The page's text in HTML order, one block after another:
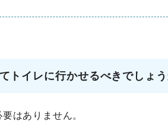
トイレに行かせるべきでしょう
はありません。